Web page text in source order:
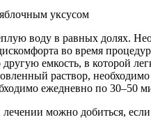
воду в равных долях.
во время
емкость, в которой
раствор,
ежедневно по 30–50
можно добиться,